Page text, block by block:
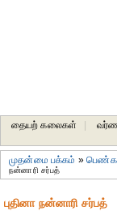
தையற் கலைகள்
முதன்மை பக்கம் »
நன்னாரி சர்பத்
புதினா நன்னாரி சர்பத்